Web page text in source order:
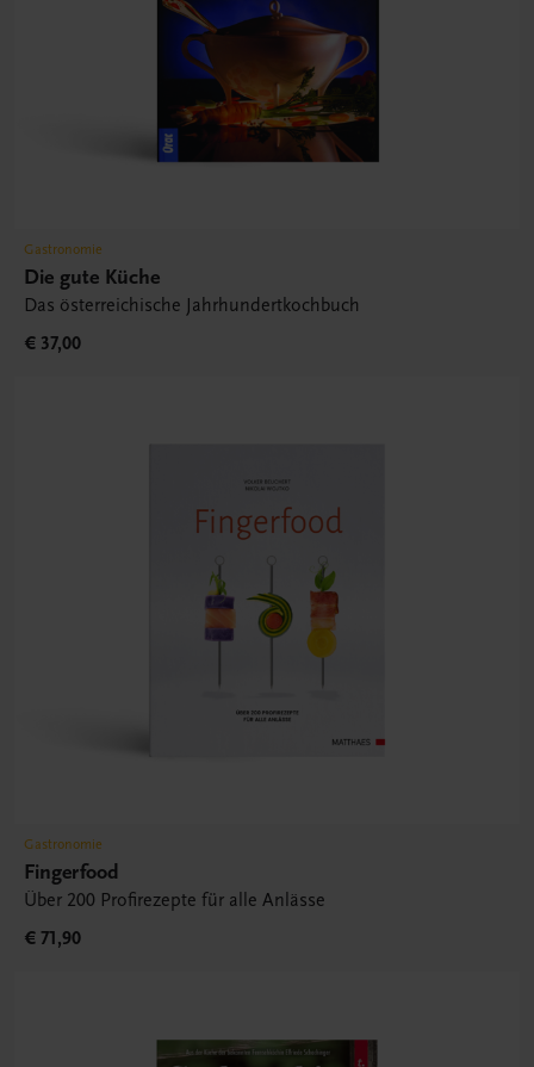
Gastronomie
Die gute Küche
Das österreichische Jahrhundertkochbuch
€ 37,00
Gastronomie
Fingerfood
Über 200 Profirezepte für alle Anlässe
€ 71,90